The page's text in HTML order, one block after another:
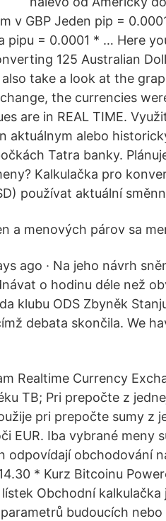
v GBP Jeden pip =
pipu = 0.0001 * … Here
125 Australian
also take a look at the
the currencies
are in REAL TIME.
aktuálnym alebo
Tatra banky.
Kalkulačka pro
používat aktuální
a menových párov sa
ago · Na jeho návrh
o hodinu déle než
klubu ODS Zbyněk
debata skončila. We
Realtime Currency
TB; Pri prepočte z
pri prepočte sumy z
EUR. Iba vybrané meny
odpovídají obchodování
* Kurz Bitcoinu
Obchodní
budoucích